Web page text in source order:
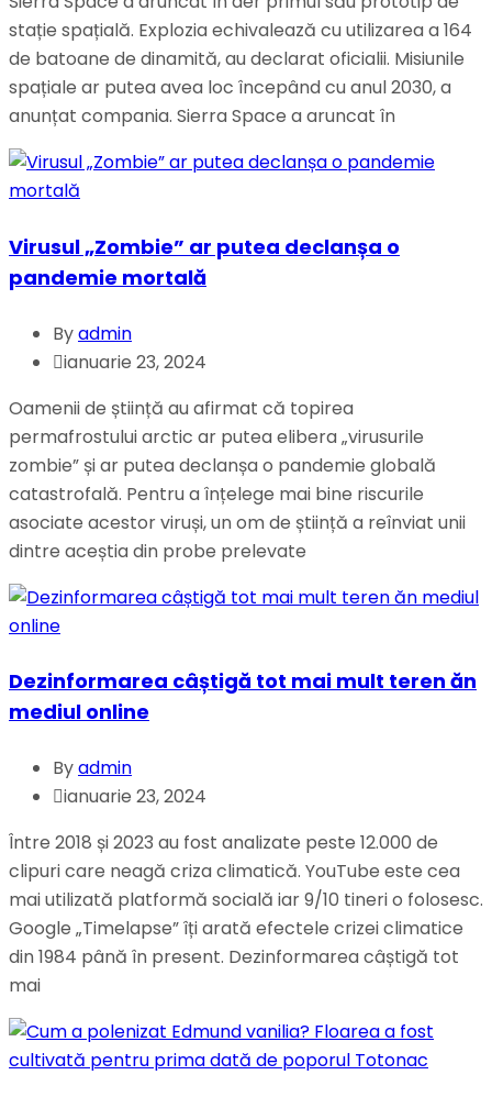
stație spațială. Explozia echivalează cu utilizarea a 164
de batoane de dinamită, au declarat oficialii. Misiunile
spațiale ar putea avea loc începând cu anul 2030, a
anunțat compania. Sierra Space a aruncat în
Virusul „Zombie” ar putea declanșa o
pandemie mortală
Byadmin
ianuarie 23, 2024
Oamenii de știință au afirmat că topirea
permafrostului arctic ar putea elibera „virusurile
zombie” și ar putea declanșa o pandemie globală
catastrofală. Pentru a înțelege mai bine riscurile
asociate acestor viruși, un om de știință a reînviat unii
dintre aceștia din probe prelevate
Dezinformarea câștigă tot mai mult teren ăn
mediul online
Byadmin
ianuarie 23, 2024
Între 2018 și 2023 au fost analizate peste 12.000 de
clipuri care neagă criza climatică. YouTube este cea
mai utilizată platformă socială iar 9/10 tineri o folosesc.
Google „Timelapse” îți arată efectele crizei climatice
din 1984 până în present. Dezinformarea câștigă tot
mai